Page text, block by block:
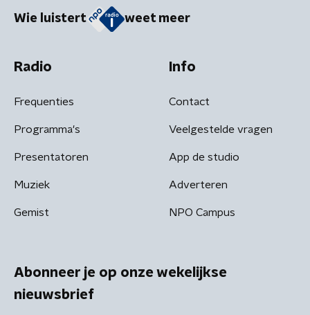
Wie luistert weet meer
Radio
Frequenties
Programma's
Presentatoren
Muziek
Gemist
Info
Contact
Veelgestelde vragen
App de studio
Adverteren
NPO Campus
Abonneer je op onze wekelijkse
nieuwsbrief